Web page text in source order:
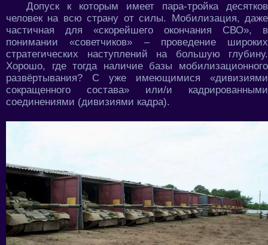
Допуск к которым имеет пара-тройка десятков
человек на всю страну от силы. Мобилизация, даже
частичная для «скорейшего окончания СВО», в
понимании «советчиков» – проведение широких
стратегических наступлений на большую глубину.
Хорошо, где тогда наличие базы мобилизационного
развёртывания? С уже имеющимися «дивизиями
сокращенного состава» или/и кадрированными
соединениями (дивизиями кадра).